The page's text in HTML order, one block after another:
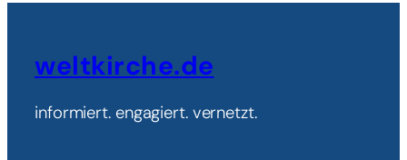
weltkirche.de
informiert. engagiert. vernetzt.